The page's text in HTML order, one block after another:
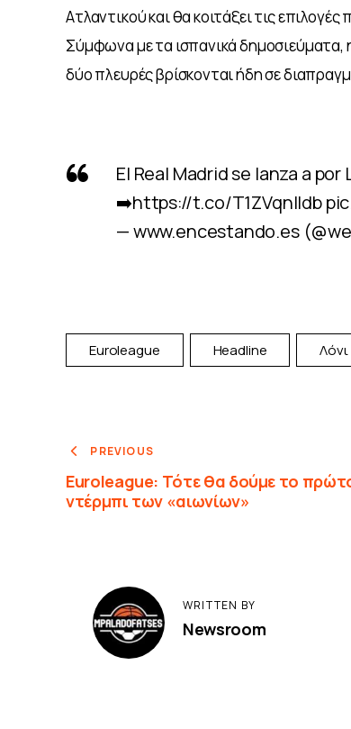
Ατλαντικού και θα κοιτάξει τις
Σύμφωνα με τα ισπανικά δημοσιεύματα,
δύο πλευρές βρίσκονται ήδη σε
El Real Madrid se lanza a
➡️https://t.co/T1ZVqnlIdb
— www.encestando.es
Euroleague Headline
PREVIOUS
Euroleague: Τότε θα δούμε το
ντέρμπι των «αιωνίων»
WRITTEN BY
Newsroom